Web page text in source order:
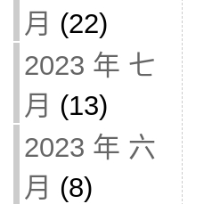
月 (22)
2023 年 七
月 (13)
2023 年 六
月 (8)